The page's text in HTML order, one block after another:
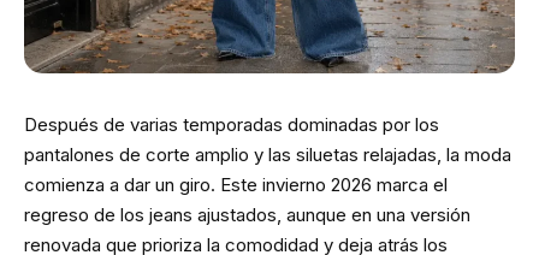
Después de varias temporadas dominadas por los
pantalones de corte amplio y las siluetas relajadas, la moda
comienza a dar un giro. Este invierno 2026 marca el
regreso de los jeans ajustados, aunque en una versión
renovada que prioriza la comodidad y deja atrás los